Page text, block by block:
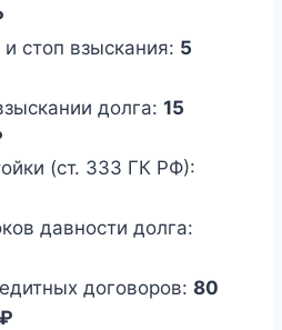
стоп взыскания: 5
долга: 15
(ст. 333 ГК РФ):
давности долга:
договоров: 80